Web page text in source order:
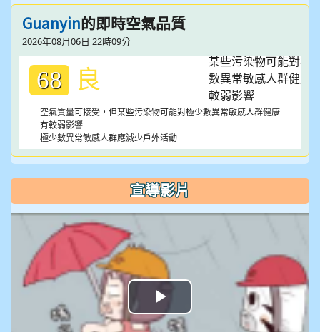
Guanyin的即時空氣品質
2026年08月06日 22時09分
68 良
空氣質量可接受，但某些污染物可能對極少數異常敏感人群健康
有較弱影響
極少數異常敏感人群應減少戶外活動
宣導影片
播